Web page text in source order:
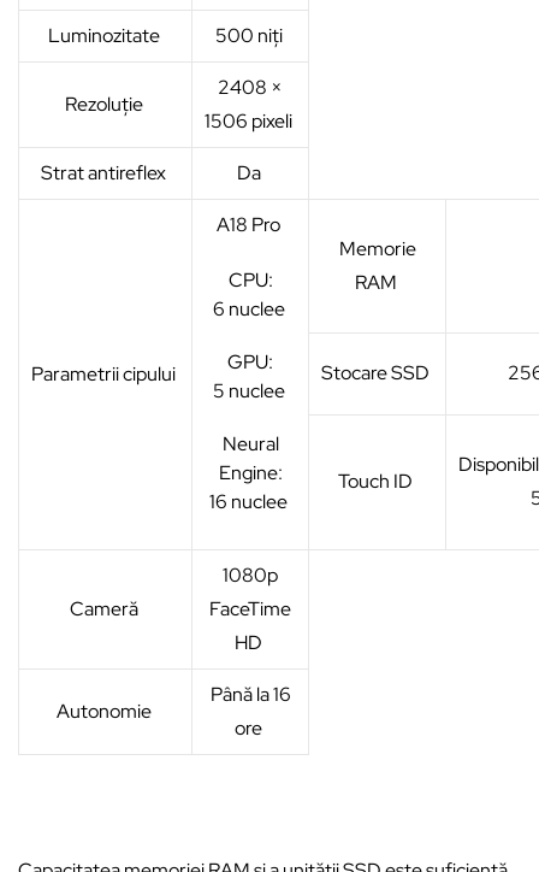
Luminozitate 500 niți
Rezoluție
2408 ×
1506 pixeli
Strat antireflex Da
Parametrii cipului
A18 Pro
CPU:
6 nuclee
GPU:
5 nuclee
Neural
Engine:
16 nuclee
Memorie
RAM
Stocare SSD
Touch ID
Cameră
1080p
FaceTime
HD
Autonomie
Până la 16
ore